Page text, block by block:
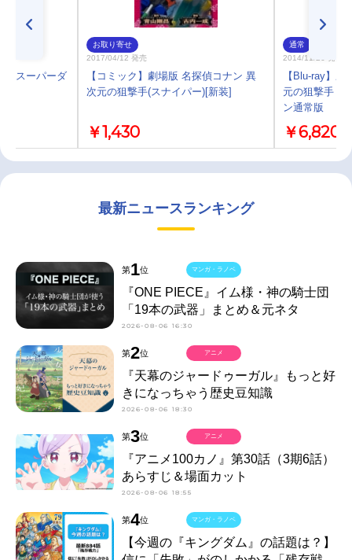
スーパーダ
お取り寄せ
2017/04/12 発売
【コミック】劇場版 名探偵コナン 異
次元の狙撃手(スナイパー)[新装]
￥1,430
通常
2014/11/26 発売
【Blu-ray】
元の狙撃手 ス
ン通常版
￥6,820
最新ニュースランキング
第1位
『ONE PIECE』イム様・神の騎士団
「19本の武器」まとめ＆元ネタ
2026-08-06 16:30
マンガ・ラノベ
第2位
『天幕のジャードゥーガル』もっと好
きになっちゃう歴史豆知識
2026-08-06 18:30
アニメ
第3位
『アニメ100カノ』第30話（3期6話）
あらすじ＆場面カット
2026-08-06 18:55
アニメ
第4位
【今週の『キングダム』の話題は？】
マンガ・ラノベ